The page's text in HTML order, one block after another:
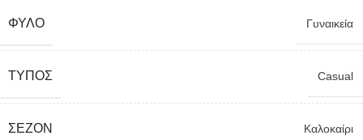
ΦΎΛΟ Γυναικεία
TΎΠΟΣ Casual
ΣΕΖΌΝ Καλοκαίρι